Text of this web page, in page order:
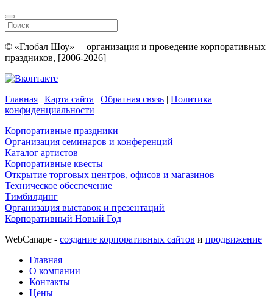
© «Глобал Шоу» – организация и проведение корпоративных
праздников, [2006-2026]
Главная | Карта сайта | Обратная связь | Политика
конфиденциальности
Корпоративные праздники
Организация семинаров и конференций
Каталог артистов
Корпоративные квесты
Открытие торговых центров, офисов и магазинов
Техническое обеспечение
Тимбилдинг
Организация выставок и презентаций
Корпоративный Новый Год
WebCanape - создание корпоративных сайтов и продвижение
Главная
О компании
Контакты
Цены